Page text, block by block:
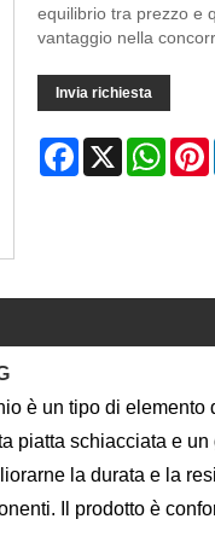
equilibrio tra prezzo e
vantaggio nella
Invia richiesta
Facebook
X
è un tipo di
piatta schiacciata e
la durata e la
Il prodotto è